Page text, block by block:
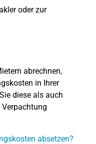
oder zur
abrechnen,
in Ihrer
diese als auch
absetzen?